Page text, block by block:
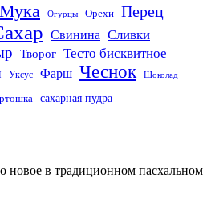
Мука Огурцы Орехи Перец
Свинина Сливки
Творог Тесто бисквитное
Уксус Фарш Чеснок Шоколад
сахарная пудра
новое в традиционном пасхальном